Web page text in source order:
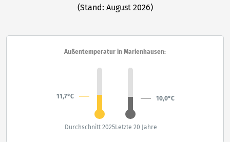
(Stand: August 2026)
Außentemperatur in Marienhausen:
11,7°C 10,0°C
Durchschnitt 2025Letzte 20 Jahre